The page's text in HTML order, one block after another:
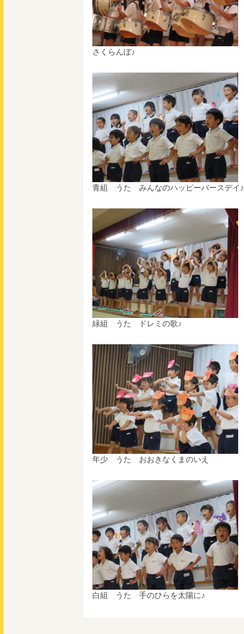
さくらんぼ♪
青組 うた みんなのハッピーバースデイ♪
緑組 うた ドレミの歌♪
年少 うた おおきなくまのいえ
白組 うた 手のひらを太陽に♪